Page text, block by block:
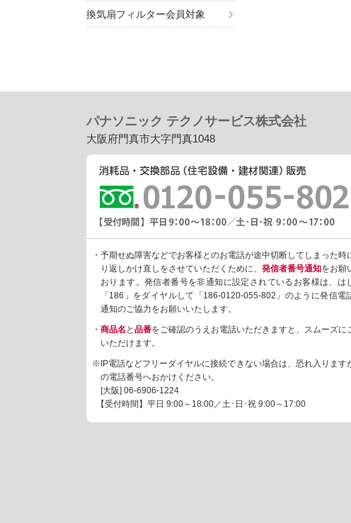
換気扇フィルター会員対象
パナソニック テクノサービス株式会社
大阪府門真市大字門真1048
・予期せぬ障害などでお客様とのお電話が途中切断してしまった時
り返しかけ直しをさせていただくために、 発信者番号通知をお願
おります。発信者番号を非通知に設定されているお客様は、は
「186」をダイヤルして「186-0120-055-802」のように発信電
通知のご協力をお願いいたします。
・ 商品名 と 品番をご確認のうえお電話いただきますと、スムーズに
いただけます。
※IP電話などフリーダイヤルに接続できない場合は、恐れ入ります
の電話番号へおかけください。
[大阪] 06-6906-1224
【受付時間】平日 9:00～18:00／土･日･祝 9:00～17:00